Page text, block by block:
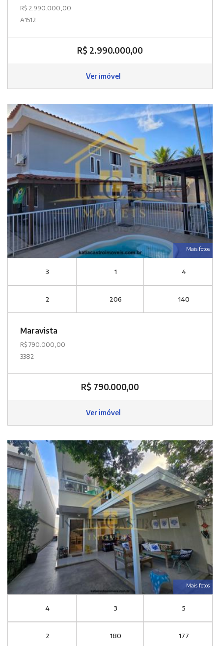
R$ 2.990.000,00
A1512
R$ 2.990.000,00
Ver imóvel
Mais fotos
3 1 4
2 206 140
Maravista
R$ 790.000,00
3382
R$ 790.000,00
Ver imóvel
Mais fotos
4 3 5
2 180 177